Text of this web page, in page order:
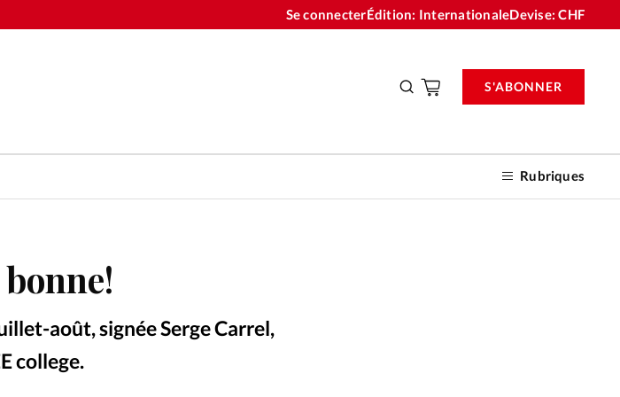
Se connecterÉdition: InternationaleDevise:CHF
Rubriques
S'ABONNER
Faire un don
août, signée Serge Carrel,
college.